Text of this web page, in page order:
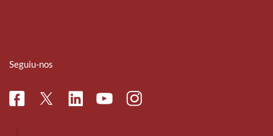
Seguiu-nos
FacebookTwitterLinkedinYoutubeInstagram